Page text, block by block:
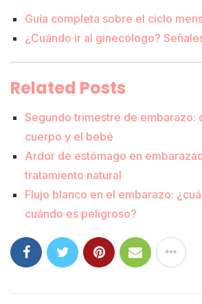
Guía completa sobre el ciclo
¿Cuándo ir al ginecólogo?
Related Posts
Segundo trimestre de embarazo:
cuerpo y el bebé
Ardor de estómago en
tratamiento natural
Flujo blanco en el embarazo:
cuándo es peligroso?